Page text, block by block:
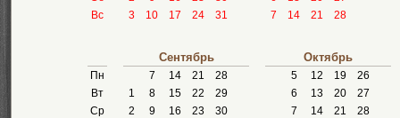
Вс
3
10 17 24 31
7
14 21 28
Пн
Вт
Ср
Сентябрь
7 14 21
28
1
8 15 22
29
2
9 16 23
30
Октябрь
5 12 19
26
6
13 20
27
7
14 21
28